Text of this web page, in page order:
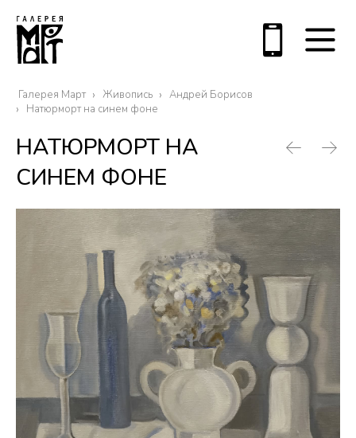
Галерея Март Живопись
Андрей Борисов
Натюрморт на синем фоне
НАТЮРМОРТ НА
СИНЕМ ФОНЕ